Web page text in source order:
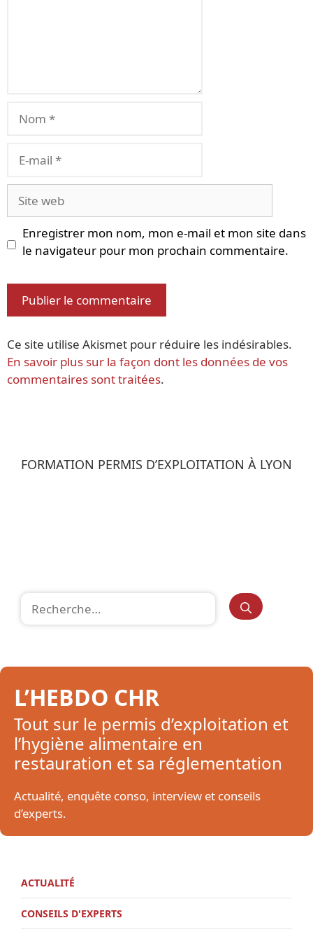
mail
web
Enregistrer mon nom, mon e-mail et mon site dans
le navigateur pour mon prochain commentaire.
Ce site utilise Akismet pour réduire les indésirables.
En savoir plus sur la façon dont les données de vos
commentaires sont traitées.
FORMATION PERMIS D’EXPLOITATION À LYON
L’HEBDO CHR
Tout sur le permis d’exploitation et
l’hygiène alimentaire en
restauration et sa réglementation
Actualité, enquête conso, interview et conseils
d’experts.
ACTUALITÉ
CONSEILS D'EXPERTS